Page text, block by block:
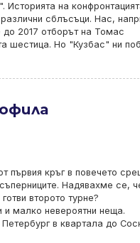
на
сблъсъци. Нас,
до 2017 отборът на Томас
шестица. Но "Кузбас" ни
първия кръг в повечето
Надявахме се,
второто турне?
малко невероятни неща.
в квартала до